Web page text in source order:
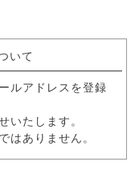
いて
ルアドレスを登録
いたします。
はありません。